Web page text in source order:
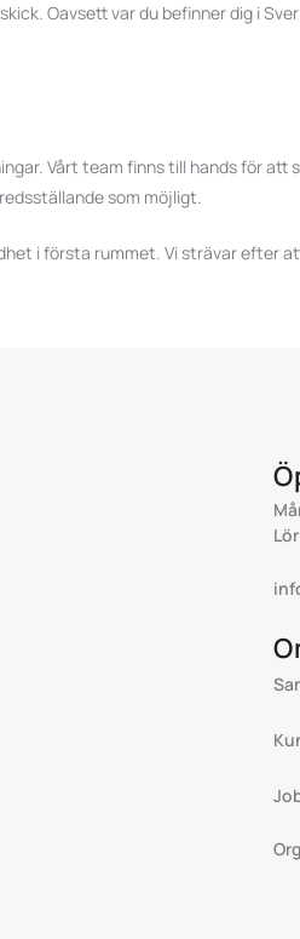
Oavsett var du befinner dig i
Vårt team finns till hands för att
som möjligt.
i första rummet. Vi strävar efter